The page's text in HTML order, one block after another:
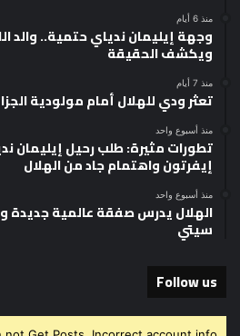
منذ 6 أيام
وجهة إيليمان ندياي حتمية.. والد
ويكشف الحقيقة
منذ 7 أيام
تعثر ودي للهلال أمام مولودية
منذ أسبوع واحد
تطورات مثيرة: طلب رحيل إيليمان
إيفرتون واهتمام جاد من الهلال
منذ أسبوع واحد
الهلال يدرس صفقة عالمية
سيتي
Follow us